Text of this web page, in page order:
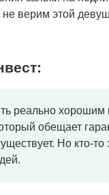
верим этой
реально хорошим
обещает
Но кто-то